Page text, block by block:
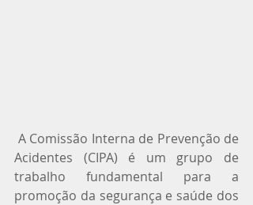
Acidentes (CIPA) é um grupo de
trabalho fundamental para a
promoção da segurança e saúde dos